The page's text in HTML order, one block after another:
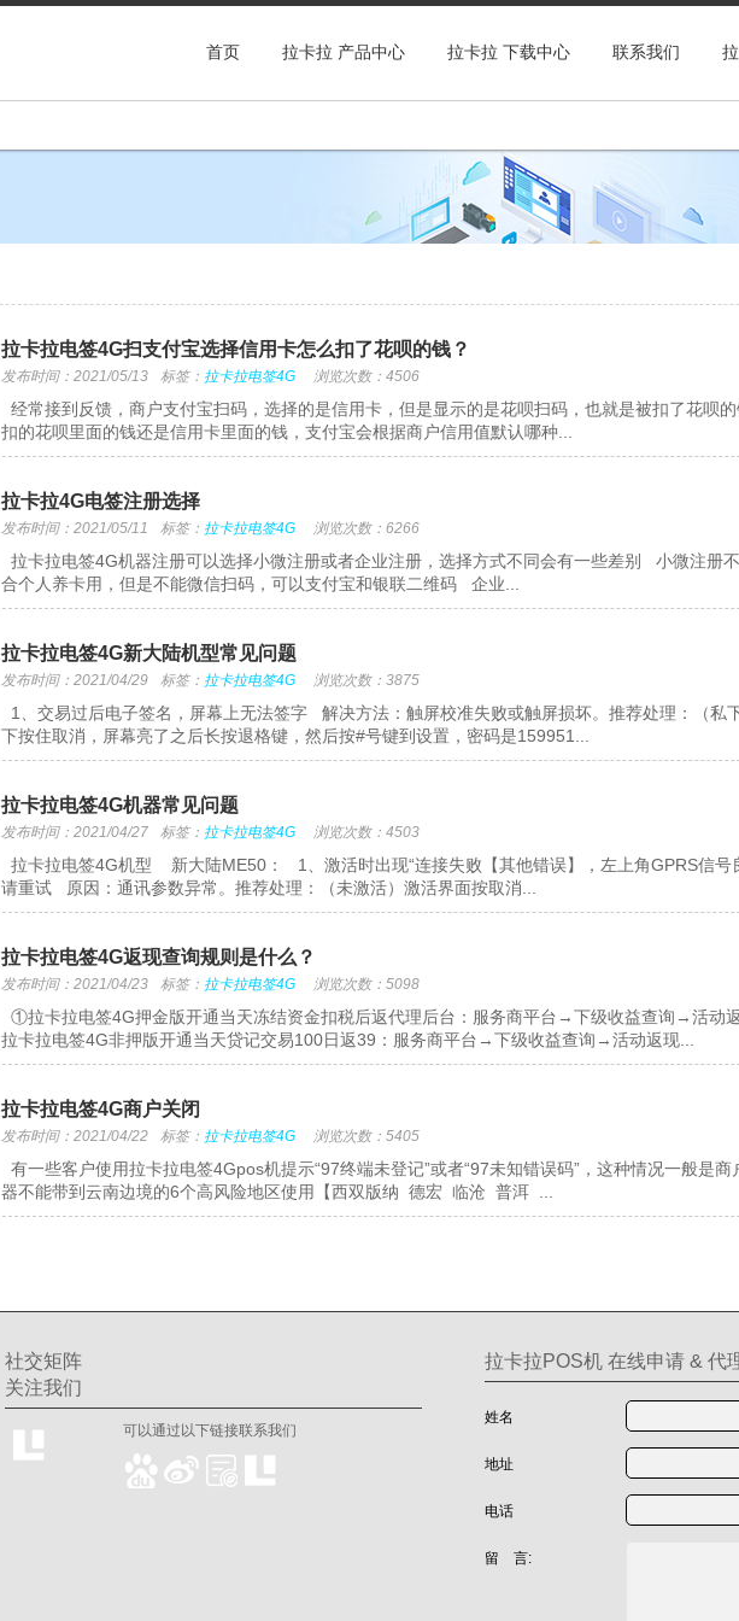
首页 拉卡拉 产品中心 拉卡拉 下载中心 联系我们
拉卡拉电签4G扫支付宝选择信用卡怎么扣了花呗的钱？
发布时间：2021/05/13 标签： 拉卡拉电签4G 浏览次数：4506
经常接到反馈，商户支付宝扫码，选择的是信用卡，但是显示的是花呗扫码，也就是被扣了花呗
扣的花呗里面的钱还是信用卡里面的钱，支付宝会根据商户信用值默认哪种...
拉卡拉4G电签注册选择
发布时间：2021/05/11 标签： 拉卡拉电签4G 浏览次数：6266
拉卡拉电签4G机器注册可以选择小微注册或者企业注册，选择方式不同会有一些差别 小微注册
合个人养卡用，但是不能微信扫码，可以支付宝和银联二维码 企业...
拉卡拉电签4G新大陆机型常见问题
发布时间：2021/04/29 标签： 拉卡拉电签4G 浏览次数：3875
1、交易过后电子签名，屏幕上无法签字 解决方法：触屏校准失败或触屏损坏。推荐处理：（私
下按住取消，屏幕亮了之后长按退格键，然后按#号键到设置，密码是159951...
拉卡拉电签4G机器常见问题
发布时间：2021/04/27 标签： 拉卡拉电签4G 浏览次数：4503
拉卡拉电签4G机型 新大陆ME50： 1、激活时出现“连接失败【其他错误】，左上角GPRS信号
请重试 原因：通讯参数异常。推荐处理：（未激活）激活界面按取消...
拉卡拉电签4G返现查询规则是什么？
发布时间：2021/04/23 标签： 拉卡拉电签4G 浏览次数：5098
①拉卡拉电签4G押金版开通当天冻结资金扣税后返代理后台：服务商平台→下级收益查询→活
拉卡拉电签4G非押版开通当天贷记交易100日返39：服务商平台→下级收益查询→活动返现...
拉卡拉电签4G商户关闭
发布时间：2021/04/22 标签： 拉卡拉电签4G 浏览次数：5405
有一些客户使用拉卡拉电签4Gpos机提示“97终端未登记”或者“97未知错误码”，这种情况一般是
器不能带到云南边境的6个高风险地区使用【西双版纳 德宏 临沧 普洱 ...
社交矩阵
关注我们
可以通过以下链接联系我们
拉卡拉POS机 在线申请 & 代
姓名
地址
电话
留 言: